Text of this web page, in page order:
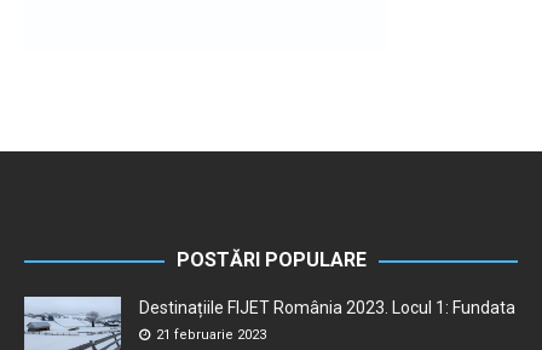
POSTĂRI POPULARE
Destinațiile FIJET România 2023. Locul 1: Fundata
21 februarie 2023